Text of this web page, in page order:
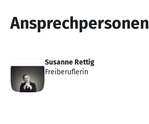
Ansprechpersonen
Susanne Rettig
Freiberuflerin